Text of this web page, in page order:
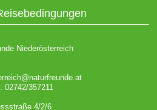
Niederösterreich
02742/357211
4/2/6